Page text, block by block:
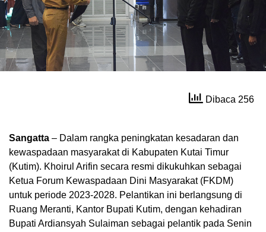
Dibaca 256
Sangatta – Dalam rangka peningkatan kesadaran dan
kewaspadaan masyarakat di Kabupaten Kutai Timur
(Kutim). Khoirul Arifin secara resmi dikukuhkan sebagai
Ketua Forum Kewaspadaan Dini Masyarakat (FKDM)
untuk periode 2023-2028. Pelantikan ini berlangsung di
Ruang Meranti, Kantor Bupati Kutim, dengan kehadiran
Bupati Ardiansyah Sulaiman sebagai pelantik pada Senin